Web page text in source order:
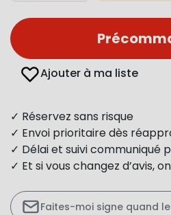
Ajouter à ma liste
✓ Réservez sans risque
✓ Envoi prioritaire dès
✓ Délai et suivi communiqué
✓ Et si vous changez d’avis,
Faites-moi signe quand